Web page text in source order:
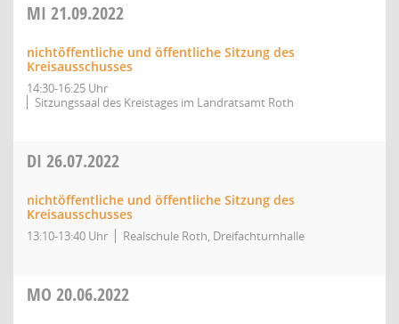
MI 21.09.2022
nichtöffentliche und öffentliche Sitzung des
Kreisausschusses
14:30-16:25 Uhr
Sitzungssaal des Kreistages im Landratsamt Roth
DI 26.07.2022
nichtöffentliche und öffentliche Sitzung des
Kreisausschusses
13:10-13:40 Uhr Realschule Roth, Dreifachturnhalle
MO 20.06.2022